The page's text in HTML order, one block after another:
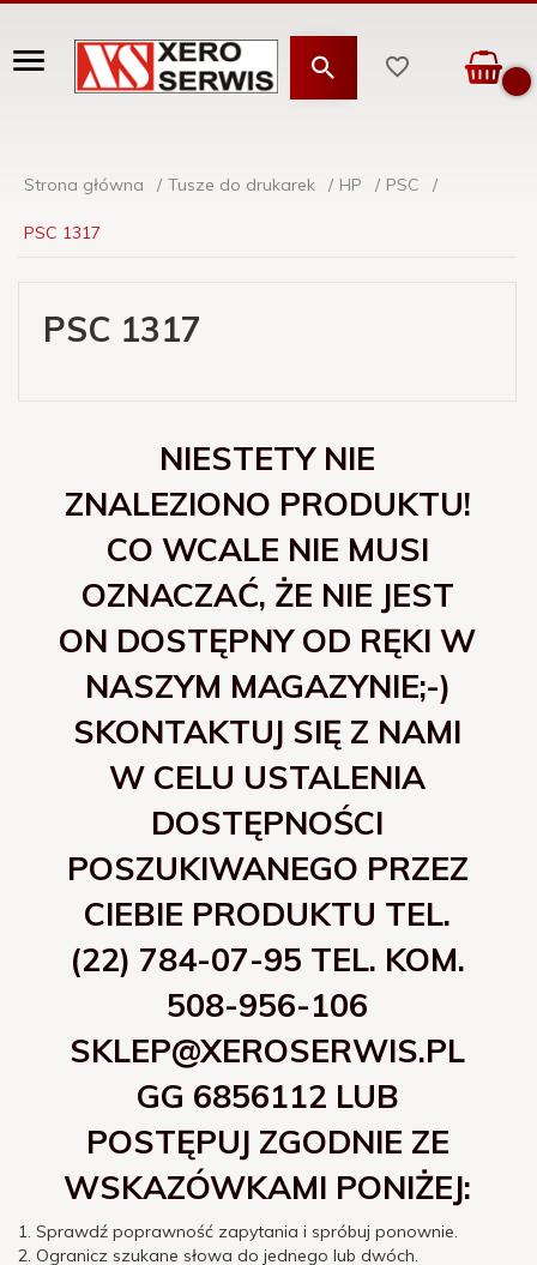
Strona główna Tusze do drukarek HP PSC
PSC 1317
PSC 1317
NIESTETY NIE
ZNALEZIONO PRODUKTU!
CO WCALE NIE MUSI
OZNACZAĆ, ŻE NIE JEST
ON DOSTĘPNY OD RĘKI W
NASZYM MAGAZYNIE;-)
SKONTAKTUJ SIĘ Z NAMI
W CELU USTALENIA
DOSTĘPNOŚCI
POSZUKIWANEGO PRZEZ
CIEBIE PRODUKTU TEL.
(22) 784-07-95 TEL. KOM.
508-956-106
SKLEP@XEROSERWIS.PL
GG 6856112 LUB
POSTĘPUJ ZGODNIE ZE
WSKAZÓWKAMI PONIŻEJ:
1. Sprawdź poprawność zapytania i spróbuj ponownie.
2. Ogranicz szukane słowa do jednego lub dwóch.